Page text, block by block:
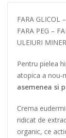
FARA GLICOL
FARA PEG –
ULEIURI
Pentru pielea
atopica a nou-
asemenea si
Crema
ridicat de
organic, ce